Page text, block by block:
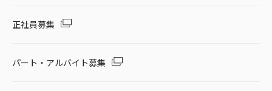
正社員募集
パート・アルバイト募集